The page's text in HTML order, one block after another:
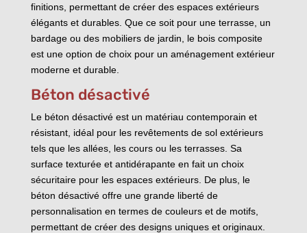
finitions, permettant de créer des espaces extérieurs
élégants et durables. Que ce soit pour une terrasse, un
bardage ou des mobiliers de jardin, le bois composite
est une option de choix pour un aménagement extérieur
moderne et durable.
Béton désactivé
Le béton désactivé est un matériau contemporain et
résistant, idéal pour les revêtements de sol extérieurs
tels que les allées, les cours ou les terrasses. Sa
surface texturée et antidérapante en fait un choix
sécuritaire pour les espaces extérieurs. De plus, le
béton désactivé offre une grande liberté de
personnalisation en termes de couleurs et de motifs,
permettant de créer des designs uniques et originaux.